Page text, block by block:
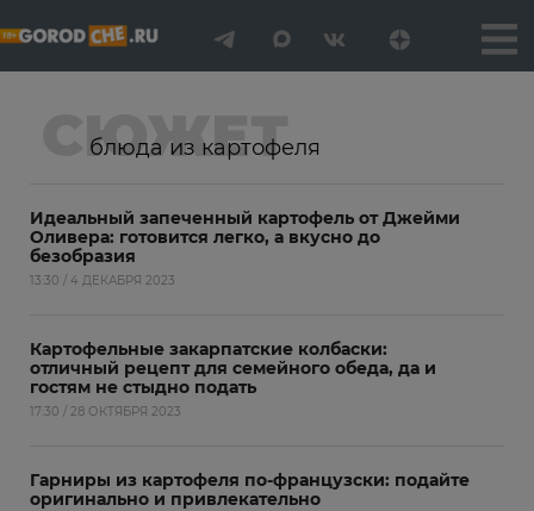
СЮЖЕТ
блюда из картофеля
Идеальный запеченный картофель от Джейми
Оливера: готовится легко, а вкусно до
безобразия
13:30 / 4 ДЕКАБРЯ 2023
Картофельные закарпатские колбаски:
отличный рецепт для семейного обеда, да и
гостям не стыдно подать
17:30 / 28 ОКТЯБРЯ 2023
Гарниры из картофеля по-французски: подайте
оригинально и привлекательно